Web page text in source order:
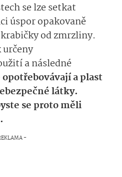
se lze setkat
úspor opakovaně
od zmrzliny.
určeny
a následné
opotřebovávají a plast
látky.
se proto měli